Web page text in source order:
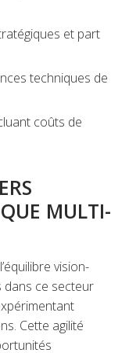
et part
techniques de
coûts de
MULTI-
vision-
ce secteur
Cette agilité